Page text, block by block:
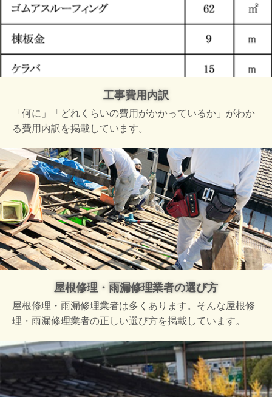
工事費用内訳
「何に」「どれくらいの費用がかかっているか」がわか
る費用内訳を掲載しています。
屋根修理・雨漏修理業者の選び方
屋根修理・雨漏修理業者は多くあります。そんな屋根修
理・雨漏修理業者の正しい選び方を掲載しています。